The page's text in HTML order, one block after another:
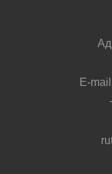
E-